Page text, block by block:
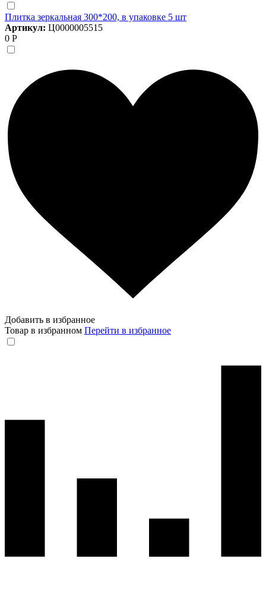
Плитка зеркальная 300*200, в упаковке 5 шт
Артикул: Ц0000005515
0 Р
Добавить в избранное
Товар в избранном Перейти в избранное